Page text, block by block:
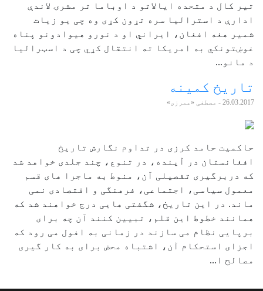
تیر کال د متحده ایالاتو د اوباما تر مشرۍ لاندې
ادارې د استرالیا سره تړون کړی وه چی یو زیات
شمیر هغه افغان، ایراني او د نورو هیوادونو پناه
غوښتونکي به امریکا ته انتقال کړي چی د اسټرالیا
د مانو...
تاریخ کمینه
26.03.2017 - مصطفی «عمرزی»
حاکمیت حامد کرزی در تداوم نگارش تاریخ
افغانستان در آینده، در تنوع، چند جلدی خواهد شد
که دربرگیری تفصیلی آن، منوط به ماجرا های قسم
معمول سیاسی، اجتماعی، فرهنگی و اقتصادی نمی
ماند. در این تاریخ، شگفتی هایی درج خواهند شد که
همانند خطوط این قلم، تبیین کنند آن چه برای
برپایی نظام می سازند در زمانی به افول می رود که
اجزای استحکام آن، اشتباه محض برای به کار گیری
مصالح ا...